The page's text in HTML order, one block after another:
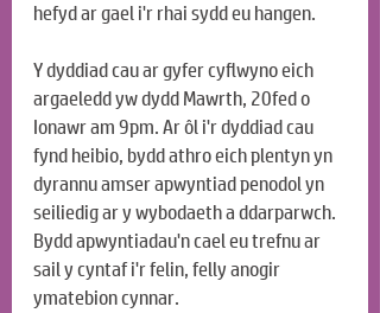
hefyd ar gael i'r rhai sydd eu hangen.
Y dyddiad cau ar gyfer cyflwyno eich
argaeledd yw dydd Mawrth, 20fed o
Ionawr am 9pm. Ar ôl i'r dyddiad cau
fynd heibio, bydd athro eich plentyn yn
dyrannu amser apwyntiad penodol yn
seiliedig ar y wybodaeth a ddarparwch.
Bydd apwyntiadau'n cael eu trefnu ar
sail y cyntaf i'r felin, felly anogir
ymatebion cynnar.